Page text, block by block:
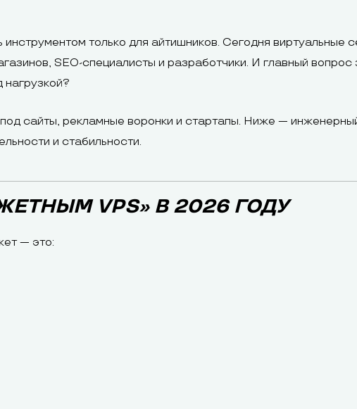
только для айтишников. Сегодня виртуальные
SEO-специалисты и разработчики. И главный вопрос
нагрузкой?
под сайты, рекламные воронки и стартапы. Ниже —
и стабильности.
VPS» В 2026 ГОДУ
— это: